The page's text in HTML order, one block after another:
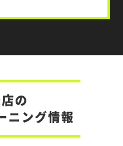
の
ニング情報